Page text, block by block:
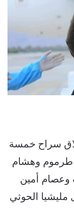
سراح خمسة
طرموم وهشام
وعصام أمين
الحوثي